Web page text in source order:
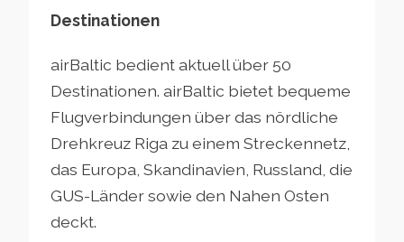
Destinationen
airBaltic bedient aktuell über 50
Destinationen. airBaltic bietet bequeme
Flugverbindungen über das nördliche
Drehkreuz Riga zu einem Streckennetz,
das Europa, Skandinavien, Russland, die
GUS-Länder sowie den Nahen Osten
deckt.